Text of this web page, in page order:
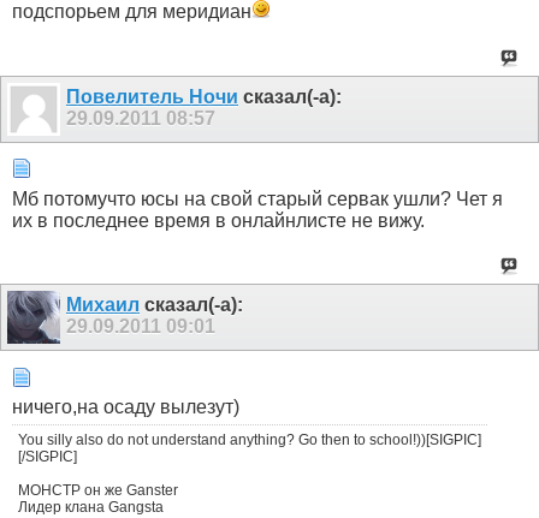
подспорьем для меридиан
Пoвелитель Ночи сказал(-а):
29.09.2011 08:57
Мб потомучто юсы на свой старый сервак ушли? Чет я
их в последнее время в онлайнлисте не вижу.
Михаил сказал(-а):
29.09.2011 09:01
ничего,на осаду вылезут)
You silly also do not understand anything? Go then to school!))[SIGPIC]
[/SIGPIC]
МОНСТР он же Ganster
Лидер клана Gangsta